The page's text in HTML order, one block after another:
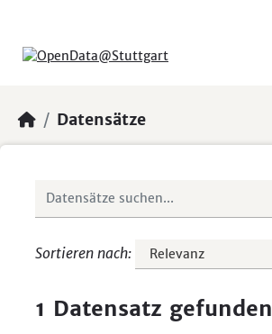
Datensätze
Sortieren nach
1 Datensatz gefunden